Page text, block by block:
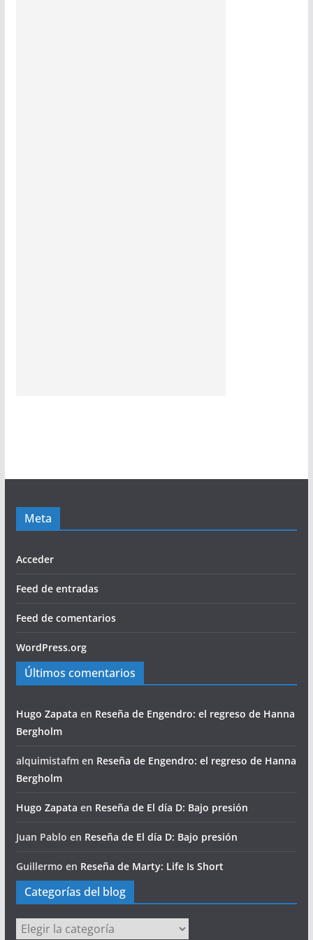
Meta
Acceder
Feed de entradas
Feed de comentarios
WordPress.org
Últimos comentarios
Hugo Zapata en Reseña de Engendro: el regreso de Hanna
Bergholm
alquimistafmen Reseña de Engendro: el regreso de Hanna
Bergholm
Hugo Zapata en Reseña de El día D: Bajo presión
Juan Pablo en Reseña de El día D: Bajo presión
Guillermo en Reseña de Marty: Life Is Short
Categorías del blog
Categorías